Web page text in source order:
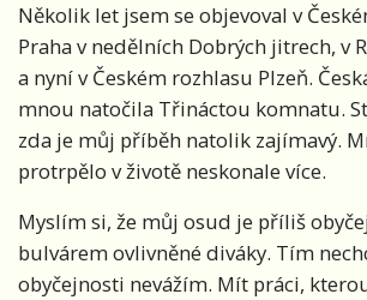
Několik let jsem se objevoval v
Praha v nedělních Dobrých jitrech, v
a nyní v Českém rozhlasu Plzeň.
mnou natočila Třináctou komnatu.
zda je můj příběh natolik zajímavý.
protrpělo v životě neskonale více.
Myslím si, že můj osud je příliš
bulvárem ovlivněné diváky. Tím
obyčejnosti nevážím. Mít práci,